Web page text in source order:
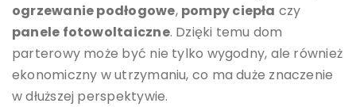
ogrzewanie podłogowe, pompy ciepła czy
panele fotowoltaiczne. Dzięki temu dom
parterowy może być nie tylko wygodny, ale również
ekonomiczny w utrzymaniu, co ma duże znaczenie
w dłuższej perspektywie.